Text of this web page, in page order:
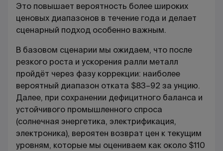
Это повышает вероятность более широких
ценовых диапазонов в течение года и делает
сценарный подход особенно важным.
В базовом сценарии мы ожидаем, что после
резкого роста и ускорения ралли металл
пройдёт через фазу коррекции: наиболее
вероятный диапазон отката $83–92 за унцию.
Далее, при сохранении дефицитного баланса и
устойчивого промышленного спроса
(солнечная энергетика, электрификация,
электроника), вероятен возврат цен к текущим
уровням, которые мы оцениваем как около $110